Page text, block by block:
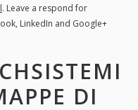
. Leave a respond for
LinkedIn and Google+
DI